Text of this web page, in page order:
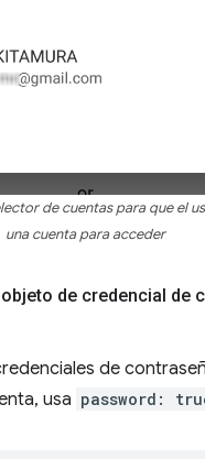
de cuentas para que el
una cuenta para acceder
de credencial de
de
usa password: